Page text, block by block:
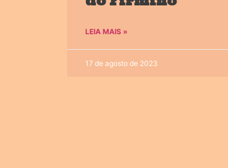
LEIA MAIS »
17 de agosto de 2023